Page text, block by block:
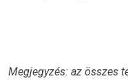
Megjegyzés: az összes